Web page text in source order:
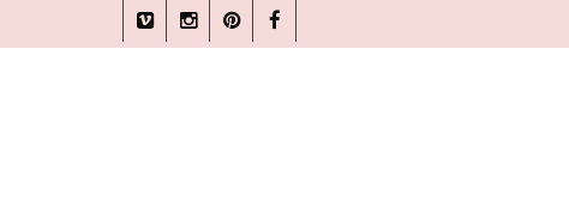
Facebook
Pinterest
Instagram
Vimeo